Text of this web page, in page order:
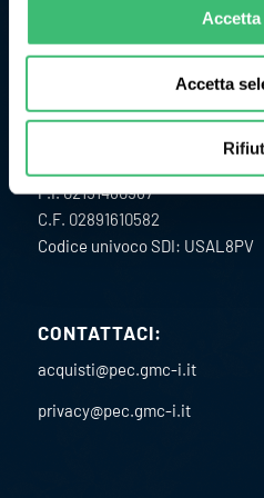
Accetta
misura ed il controllo delle
ULTERIORI
P.I. 02151460967
C.F. 02891610582
Codice univoco SDI: USAL8PV
CONTATTACI:
acquisti@pec.gmc-i.it
privacy@pec.gmc-i.it